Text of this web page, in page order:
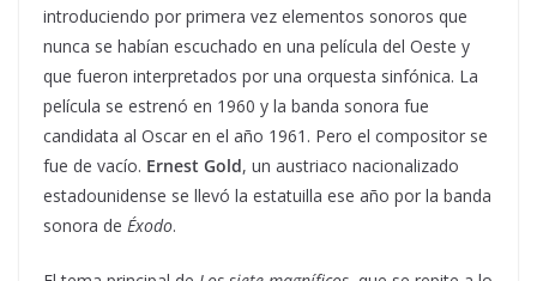
introduciendo por primera vez elementos sonoros que
nunca se habían escuchado en una película del Oeste y
que fueron interpretados por una orquesta sinfónica. La
película se estrenó en 1960 y la banda sonora fue
candidata al Oscar en el año 1961. Pero el compositor se
fue de vacío. Ernest Gold, un austriaco nacionalizado
estadounidense se llevó la estatuilla ese año por la banda
sonora de Éxodo.